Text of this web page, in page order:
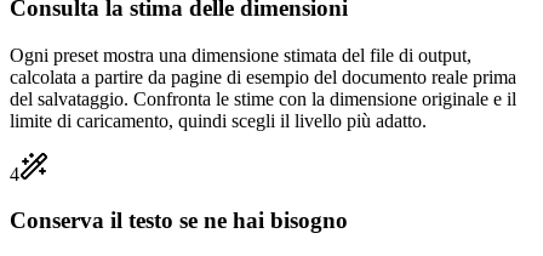
Consulta la stima delle dimensioni
Ogni preset mostra una dimensione stimata del file di output,
calcolata a partire da pagine di esempio del documento reale prima
del salvataggio. Confronta le stime con la dimensione originale e il
limite di caricamento, quindi scegli il livello più adatto.
4
Conserva il testo se ne hai bisogno